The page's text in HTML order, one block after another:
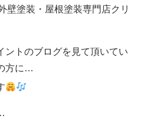
壁塗装・屋根塗装専門店クリ
ントのブログを見て頂いてい
方に…